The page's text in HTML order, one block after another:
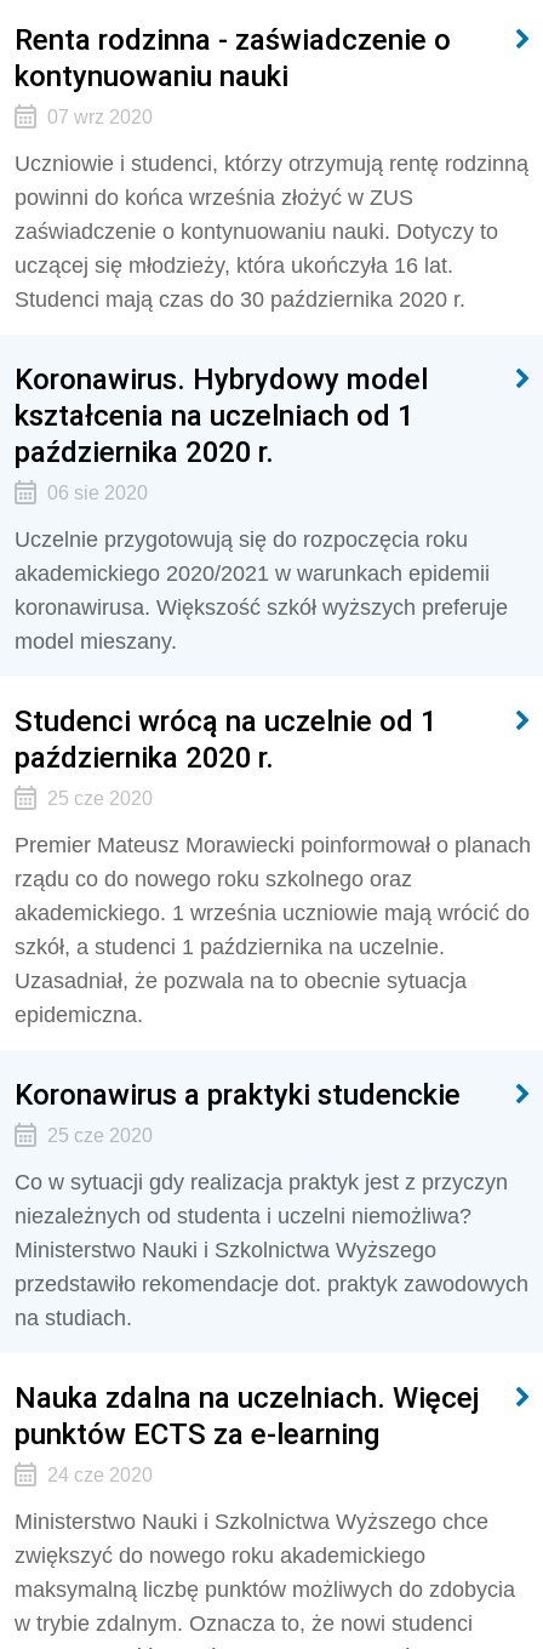
Renta rodzinna - zaświadczenie o
kontynuowaniu nauki
07 wrz 2020
Uczniowie i studenci, którzy otrzymują rentę rodzinną
powinni do końca września złożyć w ZUS
zaświadczenie o kontynuowaniu nauki. Dotyczy to
uczącej się młodzieży, która ukończyła 16 lat.
Studenci mają czas do 30 października 2020 r.
Koronawirus. Hybrydowy model
kształcenia na uczelniach od 1
października 2020 r.
06 sie 2020
Uczelnie przygotowują się do rozpoczęcia roku
akademickiego 2020/2021 w warunkach epidemii
koronawirusa. Większość szkół wyższych preferuje
model mieszany.
Studenci wrócą na uczelnie od 1
października 2020 r.
25 cze 2020
Premier Mateusz Morawiecki poinformował o planach
rządu co do nowego roku szkolnego oraz
akademickiego. 1 września uczniowie mają wrócić do
szkół, a studenci 1 października na uczelnie.
Uzasadniał, że pozwala na to obecnie sytuacja
epidemiczna.
Koronawirus a praktyki studenckie
25 cze 2020
Co w sytuacji gdy realizacja praktyk jest z przyczyn
niezależnych od studenta i uczelni niemożliwa?
Ministerstwo Nauki i Szkolnictwa Wyższego
przedstawiło rekomendacje dot. praktyk zawodowych
na studiach.
Nauka zdalna na uczelniach. Więcej
punktów ECTS za e-learning
24 cze 2020
Ministerstwo Nauki i Szkolnictwa Wyższego chce
zwiększyć do nowego roku akademickiego
maksymalną liczbę punktów możliwych do zdobycia
w trybie zdalnym. Oznacza to, że nowi studenci